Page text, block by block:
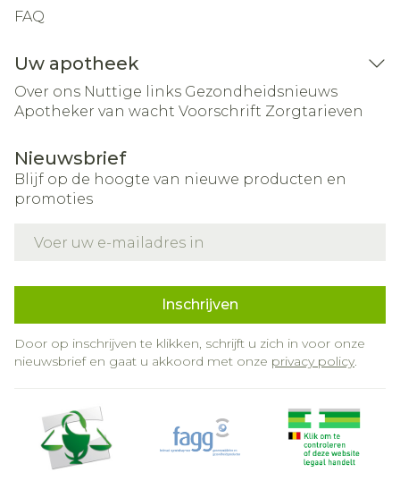
FAQ
Uw apotheek
Over ons Nuttige links Gezondheidsnieuws
Apotheker van wacht Voorschrift Zorgtarieven
Nieuwsbrief
Blijf op de hoogte van nieuwe producten en
promoties
Inschrijven
Door op inschrijven te klikken, schrijft u zich in voor onze
nieuwsbrief en gaat u akkoord met onze privacy policy.